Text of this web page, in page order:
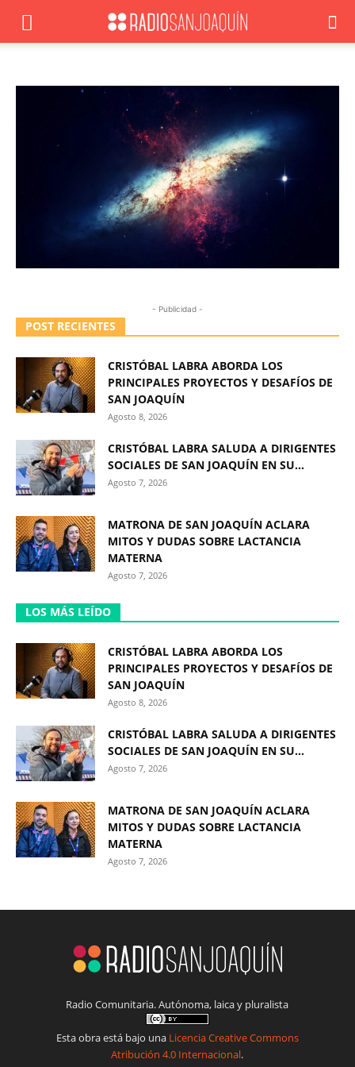
- Publicidad -
POST RECIENTES
CRISTÓBAL LABRA ABORDA LOS
PRINCIPALES PROYECTOS Y DESAFÍOS DE
SAN JOAQUÍN
Agosto 8, 2026
CRISTÓBAL LABRA SALUDA A DIRIGENTES
SOCIALES DE SAN JOAQUÍN EN SU...
Agosto 7, 2026
MATRONA DE SAN JOAQUÍN ACLARA
MITOS Y DUDAS SOBRE LACTANCIA
MATERNA
Agosto 7, 2026
LOS MÁS LEÍDO
CRISTÓBAL LABRA ABORDA LOS
PRINCIPALES PROYECTOS Y DESAFÍOS DE
SAN JOAQUÍN
Agosto 8, 2026
CRISTÓBAL LABRA SALUDA A DIRIGENTES
SOCIALES DE SAN JOAQUÍN EN SU...
Agosto 7, 2026
MATRONA DE SAN JOAQUÍN ACLARA
MITOS Y DUDAS SOBRE LACTANCIA
MATERNA
Agosto 7, 2026
Radio Comunitaria. Autónoma, laica y pluralista
Esta obra está bajo una Licencia Creative Commons
Atribución 4.0 Internacional.